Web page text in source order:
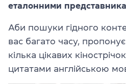
еталонними
Аби пошуки гідного
вас багато часу,
кілька цікавих
цитатами англійською